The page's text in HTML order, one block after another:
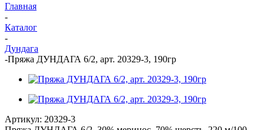
Главная
-
Каталог
-
Дундага
-Пряжа ДУНДАГА 6/2, арт. 20329-3, 190гр
Артикул: 20329-3